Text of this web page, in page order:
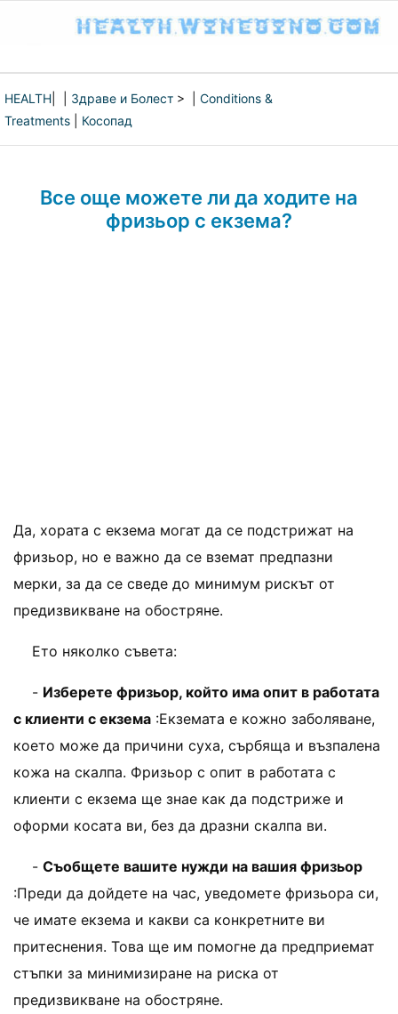
HEALTH Здраве и Болест > | Conditions &
Treatments
Косопад
Все още можете ли да ходите на
фризьор с екзема?
Да, хората с екзема могат да се подстрижат на
фризьор, но е важно да се вземат предпазни
мерки, за да се сведе до минимум рискът от
предизвикване на обостряне.
Ето няколко съвета:
- Изберете фризьор, който има опит в работата
с клиенти с екзема :Екземата е кожно заболяване,
което може да причини суха, сърбяща и възпалена
кожа на скалпа. Фризьор с опит в работата с
клиенти с екзема ще знае как да подстриже и
оформи косата ви, без да дразни скалпа ви.
- Съобщете вашите нужди на вашия фризьор
:Преди да дойдете на час, уведомете фризьора си,
че имате екзема и какви са конкретните ви
притеснения. Това ще им помогне да предприемат
стъпки за минимизиране на риска от
предизвикване на обостряне.